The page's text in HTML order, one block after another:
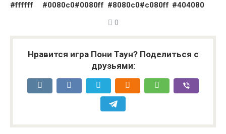
#ffffff #0080c0#0080ff #8080c0#c080ff #404080
0
Нравится игра Пони Таун? Поделиться с
друзьями: